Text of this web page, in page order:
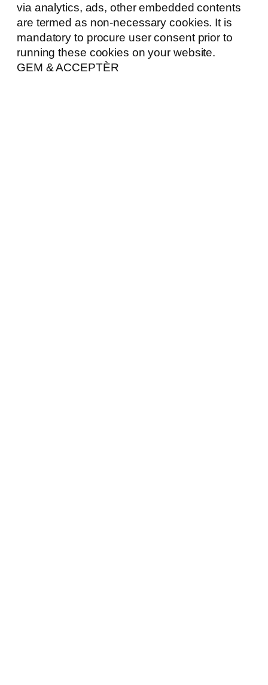
via analytics, ads, other embedded contents
are termed as non-necessary cookies. It is
mandatory to procure user consent prior to
running these cookies on your website.
GEM & ACCEPTÈR